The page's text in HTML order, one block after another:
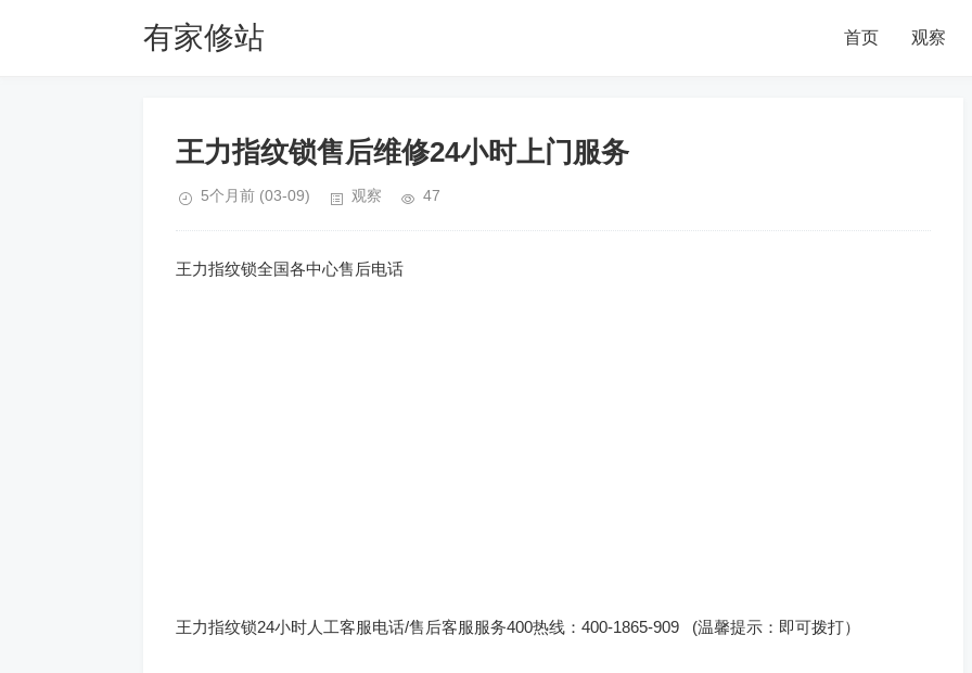
有家修站 首页 观察
王力指纹锁售后维修24小时上门服务
5个月前 (03-09) 观察 47
王力指纹锁全国各中心售后电话
王力指纹锁24小时人工客服电话/售后客服服务400热线：400-1865-909 (温馨提示：即可拨打）